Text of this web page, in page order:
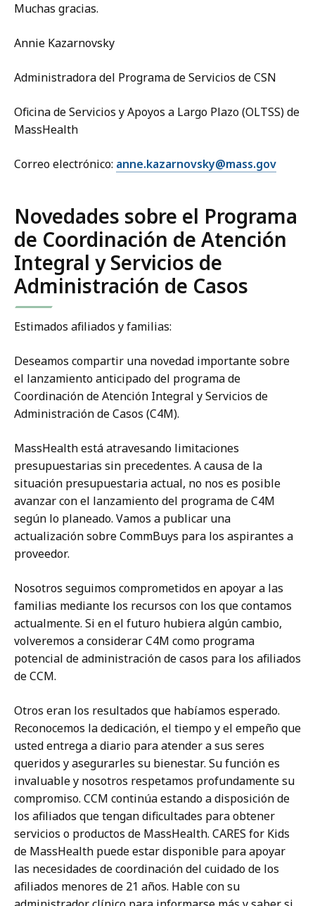
Muchas gracias.
Annie Kazarnovsky
Administradora del Programa de Servicios de CSN
Oficina de Servicios y Apoyos a Largo Plazo (OLTSS) de
MassHealth
Correo electrónico: anne.kazarnovsky@mass.gov
Novedades sobre el Programa
de Coordinación de Atención
Integral y Servicios de
Administración de Casos
Estimados afiliados y familias:
Deseamos compartir una novedad importante sobre
el lanzamiento anticipado del programa de
Coordinación de Atención Integral y Servicios de
Administración de Casos (C4M).
MassHealth está atravesando limitaciones
presupuestarias sin precedentes. A causa de la
situación presupuestaria actual, no nos es posible
avanzar con el lanzamiento del programa de C4M
según lo planeado. Vamos a publicar una
actualización sobre CommBuys para los aspirantes a
proveedor.
Nosotros seguimos comprometidos en apoyar a las
familias mediante los recursos con los que contamos
actualmente. Si en el futuro hubiera algún cambio,
volveremos a considerar C4M como programa
potencial de administración de casos para los afiliados
de CCM.
Otros eran los resultados que habíamos esperado.
Reconocemos la dedicación, el tiempo y el empeño que
usted entrega a diario para atender a sus seres
queridos y asegurarles su bienestar. Su función es
invaluable y nosotros respetamos profundamente su
compromiso. CCM continúa estando a disposición de
los afiliados que tengan dificultades para obtener
servicios o productos de MassHealth. CARES for Kids
de MassHealth puede estar disponible para apoyar
las necesidades de coordinación del cuidado de los
afiliados menores de 21 años. Hable con su